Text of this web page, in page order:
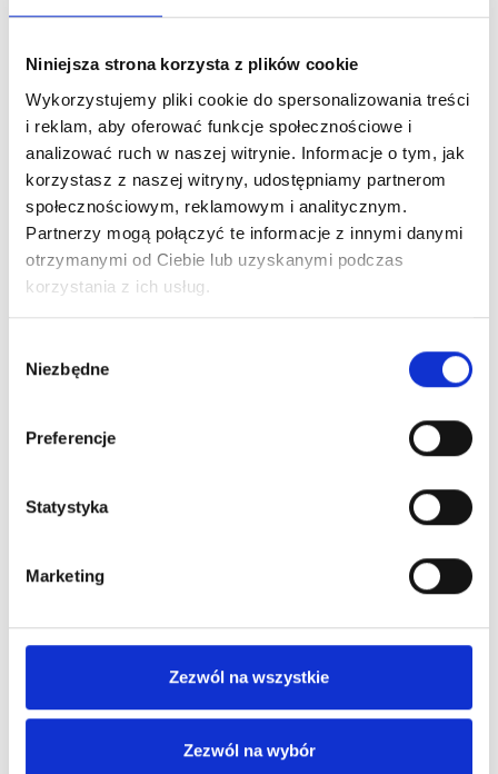
Niniejsza strona korzysta z plików cookie
Wykorzystujemy pliki cookie do spersonalizowania treści
i reklam, aby oferować funkcje społecznościowe i
analizować ruch w naszej witrynie. Informacje o tym, jak
korzystasz z naszej witryny, udostępniamy partnerom
społecznościowym, reklamowym i analitycznym.
Partnerzy mogą połączyć te informacje z innymi danymi
otrzymanymi od Ciebie lub uzyskanymi podczas
korzystania z ich usług.
zgody
Niezbędne
Preferencje
Statystyka
Marketing
Zezwól na wszystkie
Zezwól na wybór